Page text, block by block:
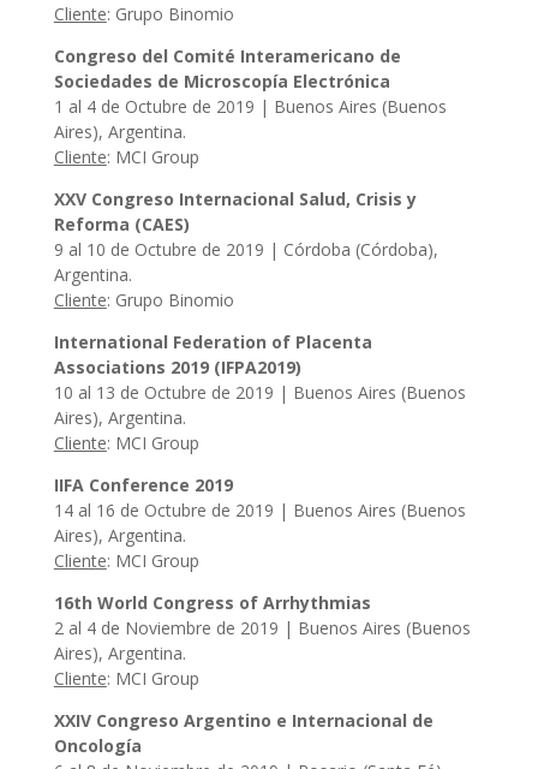
Cliente: Grupo Binomio
Congreso del Comité Interamericano de
Sociedades de Microscopía Electrónica
1 al 4 de Octubre de 2019 | Buenos Aires (Buenos
Aires), Argentina.
Cliente: MCI Group
XXV Congreso Internacional Salud, Crisis y
Reforma (CAES)
9 al 10 de Octubre de 2019 | Córdoba (Córdoba),
Argentina.
Cliente: Grupo Binomio
International Federation of Placenta
Associations 2019 (IFPA2019)
10 al 13 de Octubre de 2019 | Buenos Aires (Buenos
Aires), Argentina.
Cliente: MCI Group
IIFA Conference 2019
14 al 16 de Octubre de 2019 | Buenos Aires (Buenos
Aires), Argentina.
Cliente: MCI Group
16th World Congress of Arrhythmias
2 al 4 de Noviembre de 2019 | Buenos Aires (Buenos
Aires), Argentina.
Cliente: MCI Group
XXIV Congreso Argentino e Internacional de
Oncología